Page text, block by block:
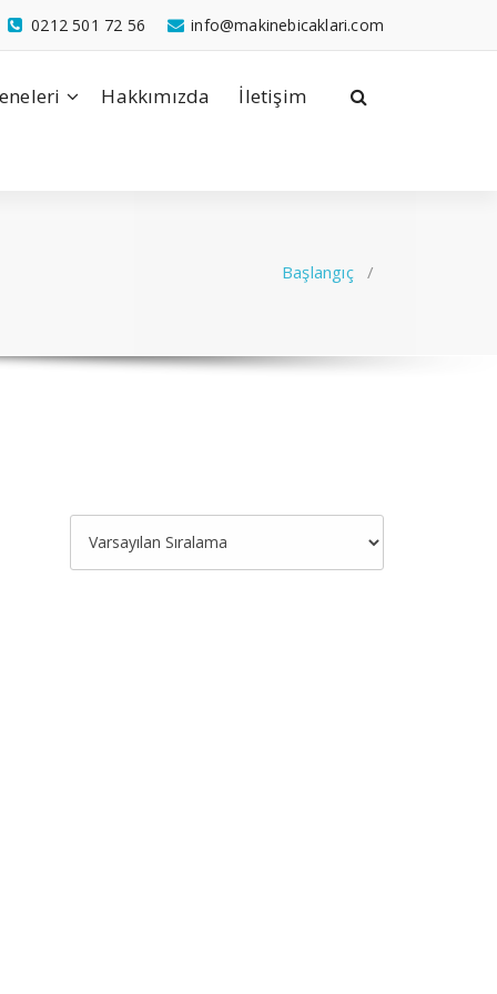
info@makinebicaklari.com
0212 501 72 56
Hakkımızda İletişim
Başlangıç/